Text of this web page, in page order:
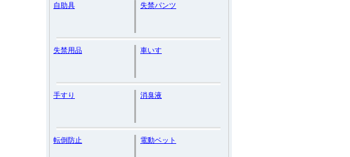
自助具 失禁パンツ
失禁用品 車いす
手すり 消臭液
転倒防止 電動ベット